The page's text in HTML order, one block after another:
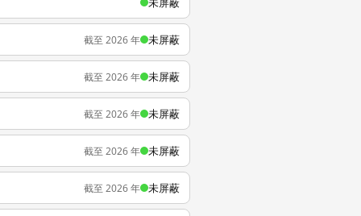
截至 2026 年 未屏蔽
截至 2026 年 未屏蔽
截至 2026 年 未屏蔽
截至 2026 年 未屏蔽
截至 2026 年 未屏蔽